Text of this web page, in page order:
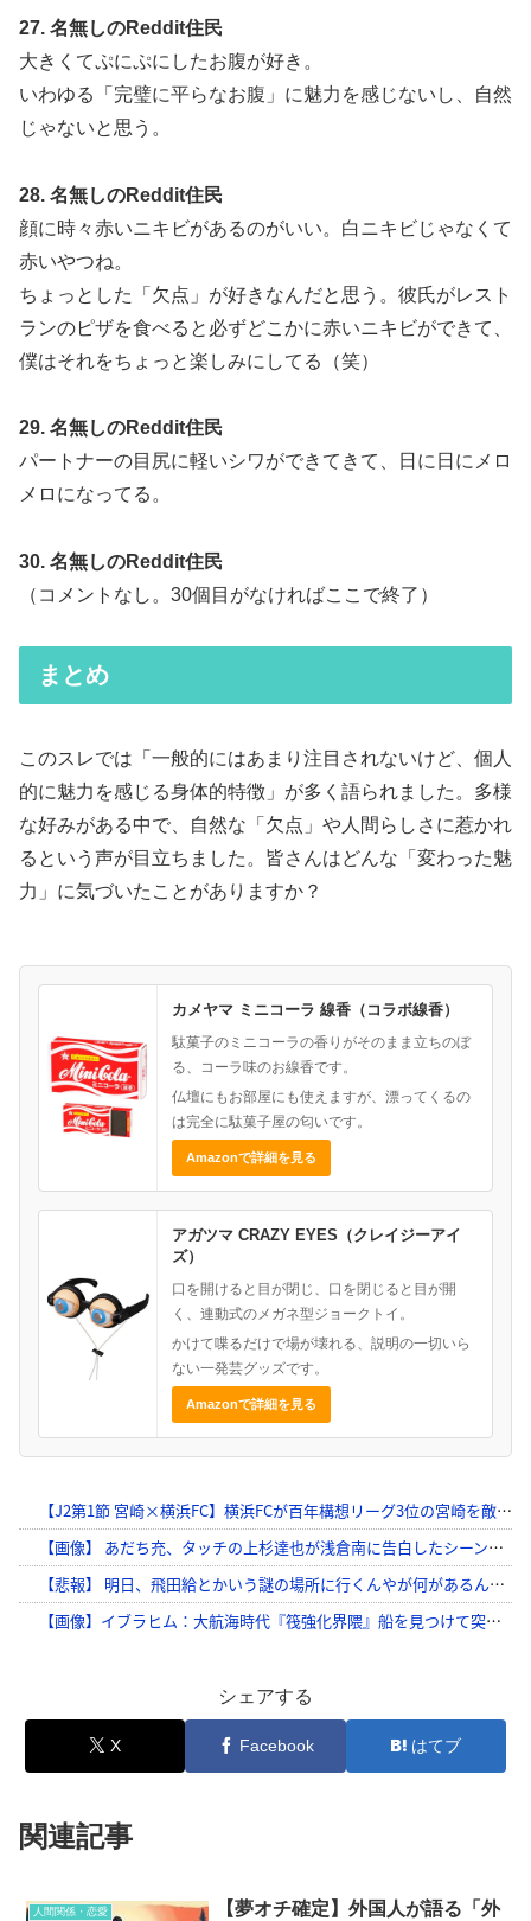
27. 名無しのReddit住民
大きくてぷにぷにしたお腹が好き。
いわゆる「完璧に平らなお腹」に魅力を感じないし、自然
じゃないと思う。
28. 名無しのReddit住民
顔に時々赤いニキビがあるのがいい。白ニキビじゃなくて
赤いやつね。
ちょっとした「欠点」が好きなんだと思う。彼氏がレスト
ランのピザを食べると必ずどこかに赤いニキビができて、
僕はそれをちょっと楽しみにしてる（笑）
29. 名無しのReddit住民
パートナーの目尻に軽いシワができてきて、日に日にメロ
メロになってる。
30. 名無しのReddit住民
（コメントなし。30個目がなければここで終了）
まとめ
このスレでは「一般的にはあまり注目されないけど、個人
的に魅力を感じる身体的特徴」が多く語られました。多様
な好みがある中で、自然な「欠点」や人間らしさに惹かれ
るという声が目立ちました。皆さんはどんな「変わった魅
力」に気づいたことがありますか？
カメヤマ ミニコーラ 線香（コラボ線香）
駄菓子のミニコーラの香りがそのまま立ちのぼ
る、コーラ味のお線香です。
仏壇にもお部屋にも使えますが、漂ってくるの
は完全に駄菓子屋の匂いです。
Amazonで詳細を見る
アガツマ CRAZY EYES（クレイジーアイ
ズ）
口を開けると目が閉じ、口を閉じると目が開
く、連動式のメガネ型ジョークトイ。
かけて喋るだけで場が壊れる、説明の一切いら
ない一発芸グッズです。
Amazonで詳細を見る
シェアする
X Facebook はてブ
関連記事
人間関係・恋愛
【夢オチ確定】外国人が語る「外